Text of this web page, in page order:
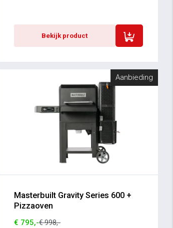
Bekijk product
Aanbieding
Masterbuilt Gravity Series 600 +
Pizzaoven
€ 795,-€ 998,-